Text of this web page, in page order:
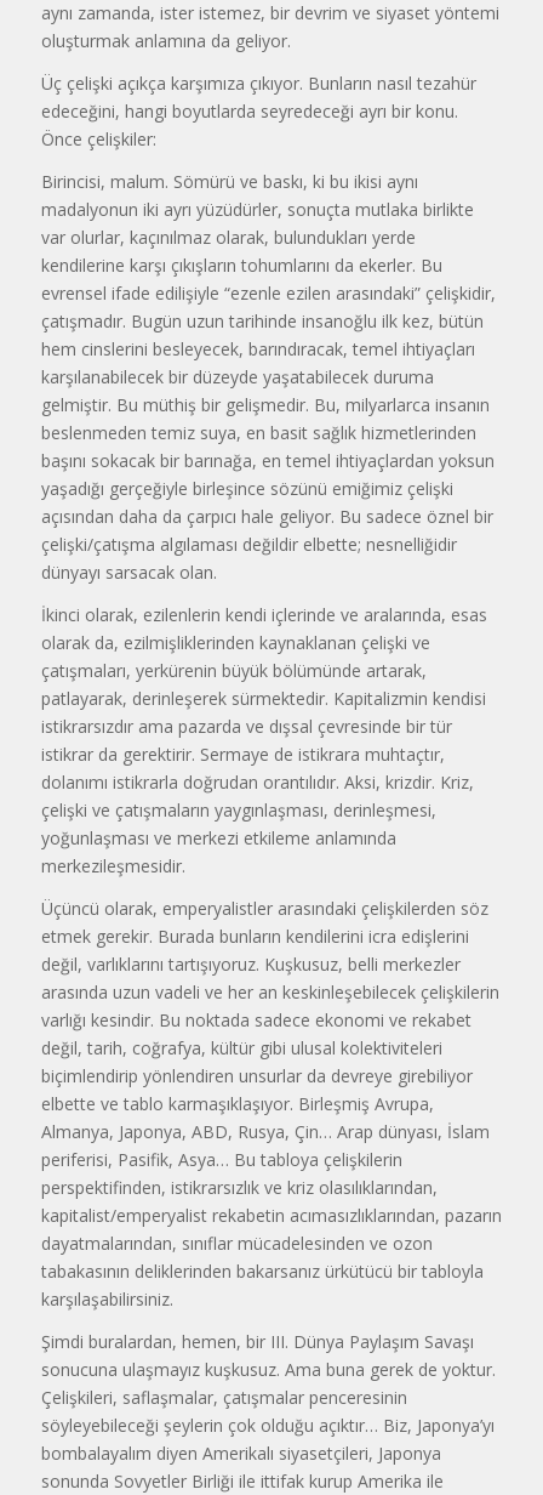
aynı zamanda, ister istemez, bir devrim ve siyaset yöntemi
oluşturmak anlamına da geliyor.
Üç çelişki açıkça karşımıza çıkıyor. Bunların nasıl tezahür
edeceğini, hangi boyutlarda seyredeceği ayrı bir konu.
Önce çelişkiler:
Birincisi, malum. Sömürü ve baskı, ki bu ikisi aynı
madalyonun iki ayrı yüzüdürler, sonuçta mutlaka birlikte
var olurlar, kaçınılmaz olarak, bulundukları yerde
kendilerine karşı çıkışların tohumlarını da ekerler. Bu
evrensel ifade edilişiyle “ezenle ezilen arasındaki” çelişkidir,
çatışmadır. Bugün uzun tarihinde insanoğlu ilk kez, bütün
hem cinslerini besleyecek, barındıracak, temel ihtiyaçları
karşılanabilecek bir düzeyde yaşatabilecek duruma
gelmiştir. Bu müthiş bir gelişmedir. Bu, milyarlarca insanın
beslenmeden temiz suya, en basit sağlık hizmetlerinden
başını sokacak bir barınağa, en temel ihtiyaçlardan yoksun
yaşadığı gerçeğiyle birleşince sözünü emiğimiz çelişki
açısından daha da çarpıcı hale geliyor. Bu sadece öznel bir
çelişki/çatışma algılaması değildir elbette; nesnelliğidir
dünyayı sarsacak olan.
İkinci olarak, ezilenlerin kendi içlerinde ve aralarında, esas
olarak da, ezilmişliklerinden kaynaklanan çelişki ve
çatışmaları, yerkürenin büyük bölümünde artarak,
patlayarak, derinleşerek sürmektedir. Kapitalizmin kendisi
istikrarsızdır ama pazarda ve dışsal çevresinde bir tür
istikrar da gerektirir. Sermaye de istikrara muhtaçtır,
dolanımı istikrarla doğrudan orantılıdır. Aksi, krizdir. Kriz,
çelişki ve çatışmaların yaygınlaşması, derinleşmesi,
yoğunlaşması ve merkezi etkileme anlamında
merkezileşmesidir.
Üçüncü olarak, emperyalistler arasındaki çelişkilerden söz
etmek gerekir. Burada bunların kendilerini icra edişlerini
değil, varlıklarını tartışıyoruz. Kuşkusuz, belli merkezler
arasında uzun vadeli ve her an keskinleşebilecek çelişkilerin
varlığı kesindir. Bu noktada sadece ekonomi ve rekabet
değil, tarih, coğrafya, kültür gibi ulusal kolektiviteleri
biçimlendirip yönlendiren unsurlar da devreye girebiliyor
elbette ve tablo karmaşıklaşıyor. Birleşmiş Avrupa,
Almanya, Japonya, ABD, Rusya, Çin… Arap dünyası, İslam
periferisi, Pasifik, Asya… Bu tabloya çelişkilerin
perspektifinden, istikrarsızlık ve kriz olasılıklarından,
kapitalist/emperyalist rekabetin acımasızlıklarından, pazarın
dayatmalarından, sınıflar mücadelesinden ve ozon
tabakasının deliklerinden bakarsanız ürkütücü bir tabloyla
karşılaşabilirsiniz.
Şimdi buralardan, hemen, bir III. Dünya Paylaşım Savaşı
sonucuna ulaşmayız kuşkusuz. Ama buna gerek de yoktur.
Çelişkileri, saflaşmalar, çatışmalar penceresinin
söyleyebileceği şeylerin çok olduğu açıktır… Biz, Japonya’yı
bombalayalım diyen Amerikalı siyasetçileri, Japonya
sonunda Sovyetler Birliği ile ittifak kurup Amerika ile